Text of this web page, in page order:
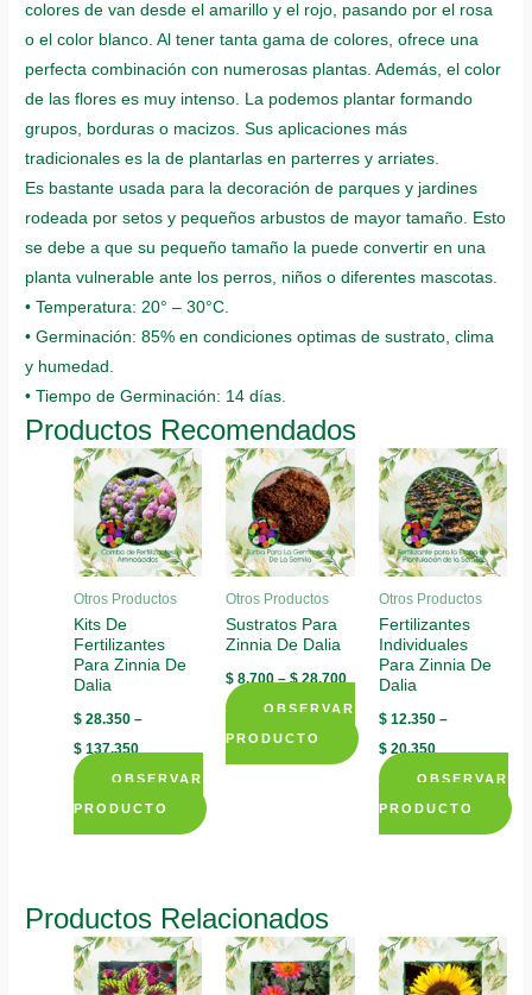
colores de van desde el amarillo y el rojo, pasando por el rosa
o el color blanco. Al tener tanta gama de colores, ofrece una
perfecta combinación con numerosas plantas. Además, el color
de las flores es muy intenso. La podemos plantar formando
grupos, borduras o macizos. Sus aplicaciones más
tradicionales es la de plantarlas en parterres y arriates.
Es bastante usada para la decoración de parques y jardines
rodeada por setos y pequeños arbustos de mayor tamaño. Esto
se debe a que su pequeño tamaño la puede convertir en una
planta vulnerable ante los perros, niños o diferentes mascotas.
• Temperatura: 20° – 30°C.
• Germinación: 85% en condiciones optimas de sustrato, clima
y humedad.
• Tiempo de Germinación: 14 días.
Productos Recomendados
Otros Productos
Kits De
Fertilizantes
Para Zinnia De
Dalia
$ 28.350 –
$ 137.350
OBSERVAR
PRODUCTO
This
multiple
variants.
The
Otros Productos
Sustratos Para
Zinnia De Dalia
$ 8.700–$28.700
OBSERVAR
PRODUCTO
This
The
options
may
Otros Productos
Fertilizantes
Individuales
Para Zinnia De
Dalia
$12.350–
$20.350
OBSERVAR
PRODUCTO
This
variants.
The
Productos Relacionados